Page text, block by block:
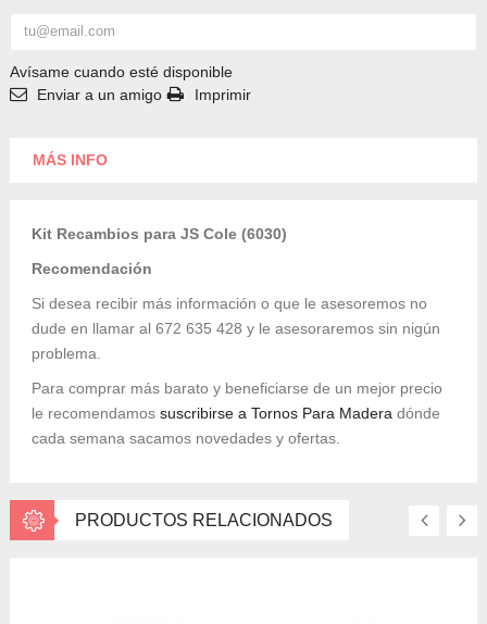
Avísame cuando esté disponible
Enviar a un amigo
Imprimir
MÁS INFO
Kit Recambios para JS Cole (6030)
Recomendación
Si desea recibir más información o que le asesoremos no
dude en llamar al 672 635 428 y le asesoraremos sin nigún
problema.
Para comprar más barato y beneficiarse de un mejor precio
le recomendamos suscribirse a Tornos Para Madera dónde
cada semana sacamos novedades y ofertas.
PRODUCTOS RELACIONADOS